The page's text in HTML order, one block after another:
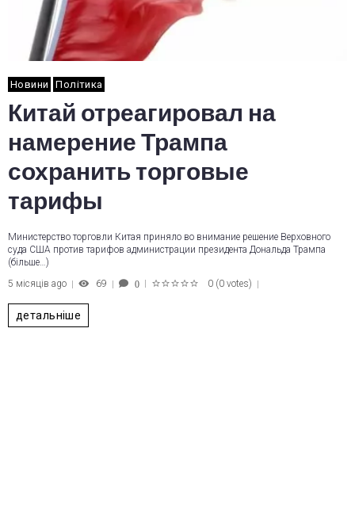
Новини Політика
Китай отреагировал на
намерение Трампа
сохранить торговые
тарифы
Министерство торговли Китая приняло во внимание решение Верховного
суда США против тарифов администрации президента Дональда Трампа
(більше…)
5 місяців ago
69 0 0 (0 votes)
детальніше